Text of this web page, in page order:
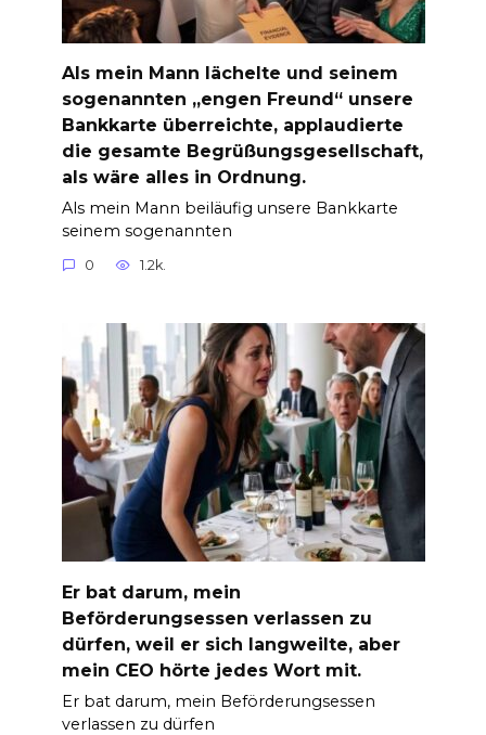
Als mein Mann lächelte und seinem
sogenannten „engen Freund“ unsere
Bankkarte überreichte, applaudierte
die gesamte Begrüßungsgesellschaft,
als wäre alles in Ordnung.
Als mein Mann beiläufig unsere Bankkarte
seinem sogenannten
0 1.2k.
Er bat darum, mein
Beförderungsessen verlassen zu
dürfen, weil er sich langweilte, aber
mein CEO hörte jedes Wort mit.
Er bat darum, mein Beförderungsessen
verlassen zu dürfen